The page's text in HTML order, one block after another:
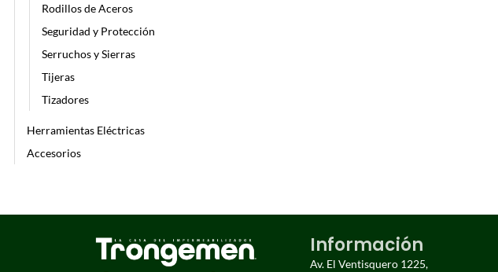
Rodillos de Aceros
Seguridad y Protección
Serruchos y Sierras
Tijeras
Tizadores
Herramientas Eléctricas
Accesorios
Información
Av. El Ventisquero 1225,